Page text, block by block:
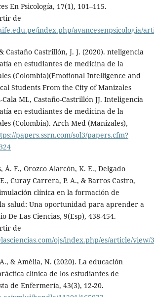
En Psicología, 17(1), 101–115.
de
index.php/avancesenpsicologia/
Castaño Castrillón, J. J. (2020). nteligencia
en estudiantes de medicina de la
(Colombia)(Emotional Intelligence and
Students From the City of Manizales
Cala ML, Castaño-Castrillón JJ. Inteligencia
en estudiantes de medicina de la
(Colombia). Arch Med (Manizales),
papers.ssrn.com/sol3/papers.cfm?
Á. F., Orozco Alarcón, K. E., Delgado
Curay Carrera, P. A., & Barros Castro,
clínica en la formación de
salud: Una oportunidad para aprender a
De Las Ciencias, 9(Esp), 438-454.
de
ojs/index.php/es/article/view/
& Amèlia, N. (2020). La educación
clínica de los estudiantes de
de Enfermería, 43(3), 12-20.